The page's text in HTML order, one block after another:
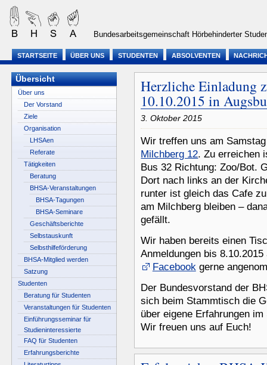
Bundesarbeitsgemeinschaft Hörbehinderter
STARTSEITE ÜBER UNS STUDENTEN ABSOLVENTEN
Herzliche Einladung
10.10.2015 in
3. Oktober 2015
Wir treffen uns am
Milchberg 12. Zu erreichen
Bus 32 Richtung: Zoo/Bot.
Dort nach links an der
runter ist gleich das Cafe
am Milchberg bleiben –
gefällt.
Wir haben bereits einen
Anmeldungen bis
Facebookgerne
Der Bundesvorstand der
sich beim Stammtisch die
über eigene Erfahrungen
Wir freuen uns auf Euch!
Übersicht
Über uns
Der Vorstand
Ziele
Organisation
LHSAen
Referate
Tätigkeiten
Beratung
BHSA-Veranstaltungen
BHSA-Tagungen
BHSA-Seminare
Geschäftsberichte
Selbstauskunft
Selbsthilfeförderung
BHSA-Mitglied werden
Satzung
Studenten
Beratung für Studenten
Veranstaltungen für Studenten
Einführungsseminar für
Studieninteressierte
FAQ für Studenten
Erfahrungsberichte